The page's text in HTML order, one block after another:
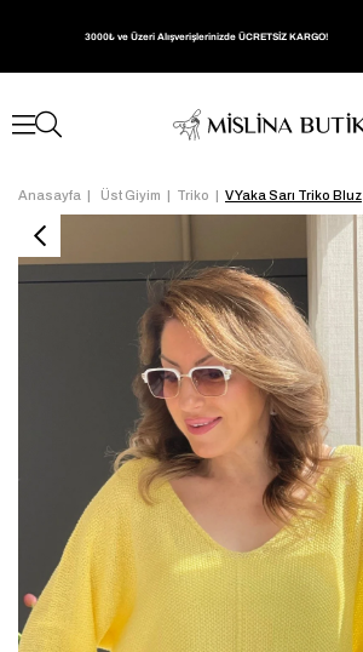
3000₺ ve Üzeri Alışverişlerinizde ÜCRETSİZ KARGO!
Anasayfa Üst Giyim Triko V Yaka Sarı Triko Bluz